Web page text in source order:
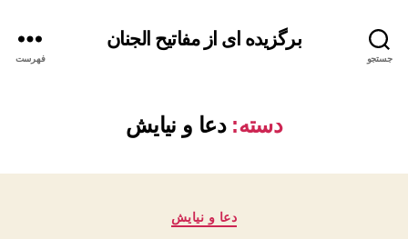
جستجو
برگزیده ای از مفاتیح الجنان
فهرست
دسته: دعا و نیایش
دسته‌ها
دعا و نیایش